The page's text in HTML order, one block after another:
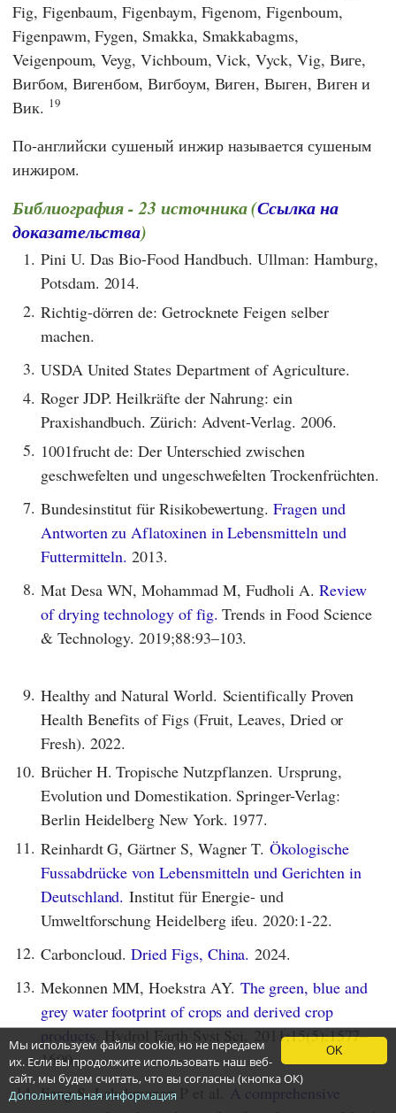
Fig, Figenbaum, Figenbaym, Figenom, Figenboum,
Figenpawm, Fygen, Smakka, Smakkabagms,
Veigenpoum, Veyg, Vichboum, Vick, Vyck, Vig, Виге,
Вигбом, Вигенбом, Вигбоум, Виген, Выген, Виген и
Вик. 19
По-английски сушеный инжир называется сушеным
инжиром.
Библиография - 23 источника (Ссылка на
доказательства)
1. Pini U. Das Bio-Food Handbuch. Ullman: Hamburg,
Potsdam. 2014.
2. Richtig-dörren de: Getrocknete Feigen selber
machen.
3. USDA United States Department of Agriculture.
4. Roger JDP. Heilkräfte der Nahrung: ein
Praxishandbuch. Zürich: Advent-Verlag. 2006.
5. 1001frucht de: Der Unterschied zwischen
geschwefelten und ungeschwefelten Trockenfrüchten.
7. Bundesinstitut für Risikobewertung.Fragen und
Antworten zu Aflatoxinen in Lebensmitteln und
Futtermitteln. 2013.
8. Mat Desa WN, Mohammad M, Fudholi A.Review
of drying technology of fig. Trends in Food Science
& Technology. 2019;88:93–103.
9. Healthy and Natural World. Scientifically Proven
Health Benefits of Figs (Fruit, Leaves, Dried or
Fresh). 2022.
10. Brücher H. Tropische Nutzpflanzen. Ursprung,
Evolution und Domestikation. Springer-Verlag:
Berlin Heidelberg New York. 1977.
11. Reinhardt G, Gärtner S, Wagner T.Ökologische
Fussabdrücke von Lebensmitteln und Gerichten in
Deutschland. Institut für Energie- und
Umweltforschung Heidelberg ifeu. 2020:1-22.
12. Carboncloud.Dried Figs, China. 2024.
13. Mekonnen MM, Hoekstra AY. The green, blue and
grey water footprint of crops and derived crop
products.Hydrol Earth Syst Sci. 2011;15(5):1577–
1600.
14. Feng S, Lakshmanan P et al.
A comprehensive
OK
Мы используем файлы cookie, но не передаем
их. Если вы продолжите использовать наш веб-
сайт, мы будем считать, что вы согласны (кнопка ОК)
Дополнительная информация